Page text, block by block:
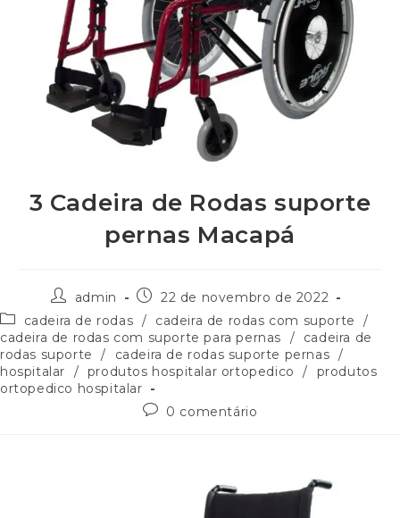
3 Cadeira de Rodas suporte
pernas Macapá
admin
22 de novembro de 2022
cadeira de rodas / cadeira de rodas com suporte
/
cadeira de rodas com suporte para pernas
/
cadeira de
rodas suporte
/ cadeira de rodas suporte pernas /
hospitalar
/ produtos hospitalar ortopedico /
produtos
ortopedico hospitalar
0 comentário